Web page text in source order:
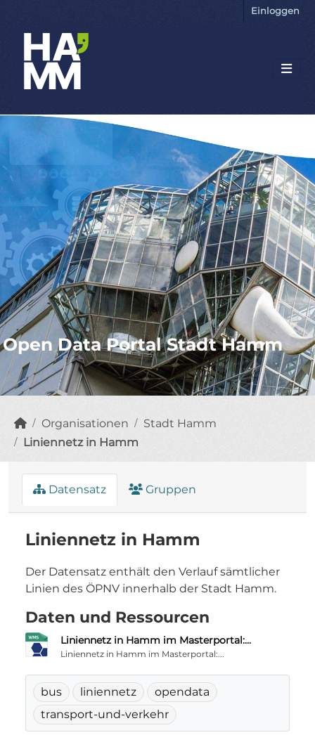
Einloggen
Open Data Portal Stadt Hamm
Organisationen
Stadt Hamm
Liniennetz in Hamm
Datensatz Gruppen
Liniennetz in Hamm
Der Datensatz enthält den Verlauf sämtlicher
Linien des ÖPNV innerhalb der Stadt Hamm.
Daten und Ressourcen
Liniennetz in Hamm im Masterportal:...
Liniennetz in Hamm im Masterportal:...
bus liniennetz
opendata
transport-und-verkehr